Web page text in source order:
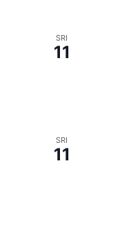
SRI
11
SRI
11